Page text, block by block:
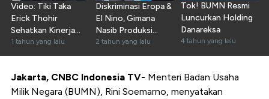
Video: Tiki Taka
Erick Thohir
Sehatkan Kinerja
BUMN
1 tahun yang lalu
Diskriminasi Eropa &
El Nino, Gimana
Nasib Produksi
PTPN III?
2 tahun yang lalu
Tok! BUMN Resmi
Luncurkan Holding
Danareksa
4 tahun yang lalu
Jakarta, CNBC Indonesia TV- Menteri Badan Usaha
Milik Negara (BUMN), Rini Soemarno, menyatakan